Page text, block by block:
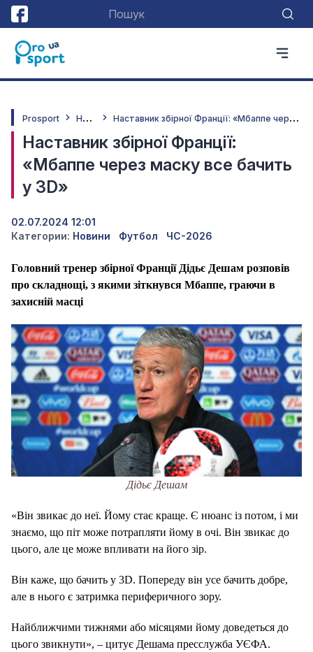
Prosport Н
овини Н
аставник збірної Франції: «Мбаппе через маску все бачить у 3D»
Наставник збірної Франції:
«Мбаппе через маску все бачить
у 3D»
02.07.2024 12:01
Категории: Новини Футбол ЧС-2026
Головний тренер збірної Франції Дідьє Дешам розповів
про складнощі, з якими зіткнувся Мбаппе, граючи в
захисній масці
Дідьє Дешам
«Він звикає до неї. Йому стає краще. Є нюанс із потом, і ми
знаємо, що піт може потрапляти йому в очі. Він звикає до
цього, але це може впливати на його зір.
Він каже, що бачить у 3D. Попереду він усе бачить добре,
але в нього є затримка периферичного зору.
Найближчими тижнями або місяцями йому доведеться до
цього звикнути», – цитує Дешама пресслужба УЄФА.